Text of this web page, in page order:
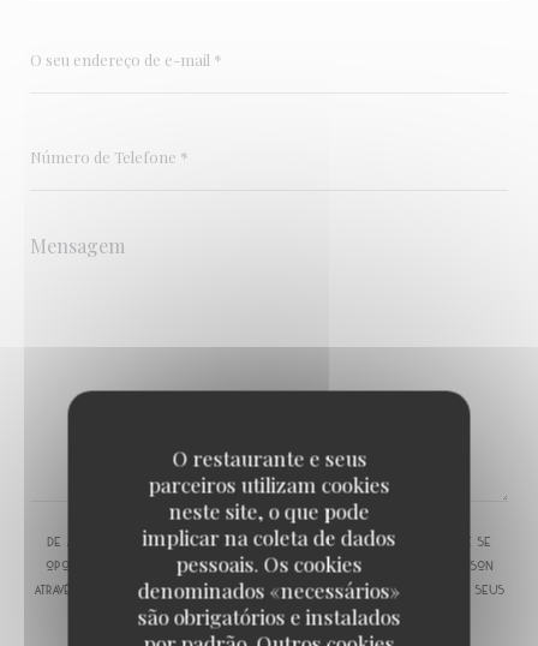
O restaurante e seus
parceiros utilizam cookies
neste site, o que pode
implicar na coleta de dados
pessoais. Os cookies
denominados «necessários»
são obrigatórios e instalados
De acordo com a legislação de proteção de dados, tem o direito de se
opor a comunicações de marketing. Pode registar-se na Lista Robinson
através de
robinson.pt. Para mais informações sobre o tratamento dos seus
dados, consulte a nossapolítica de privacidade